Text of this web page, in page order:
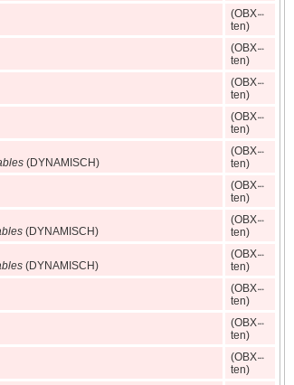
(OBX
ten)
(OBX
ten)
(OBX
ten)
(OBX
ten)
(DYNAMISCH)
(OBX
ten)
(OBX
ten)
(DYNAMISCH)
(OBX
ten)
(DYNAMISCH)
(OBX
ten)
(OBX
ten)
(OBX
ten)
(OBX
ten)